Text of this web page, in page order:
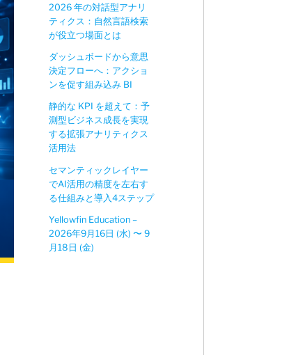
2026 年の対話型アナリ
ティクス：自然言語検索
が役立つ場面とは
ダッシュボードから意思
決定フローへ：アクショ
ンを促す組み込み BI
静的な KPI を超えて：予
測型ビジネス成長を実現
する拡張アナリティクス
活用法
セマンティックレイヤー
でAI活用の精度を左右す
る仕組みと導入4ステップ
Yellowfin Education –
2026年9月16日 (水) 〜 9
月18日 (金)